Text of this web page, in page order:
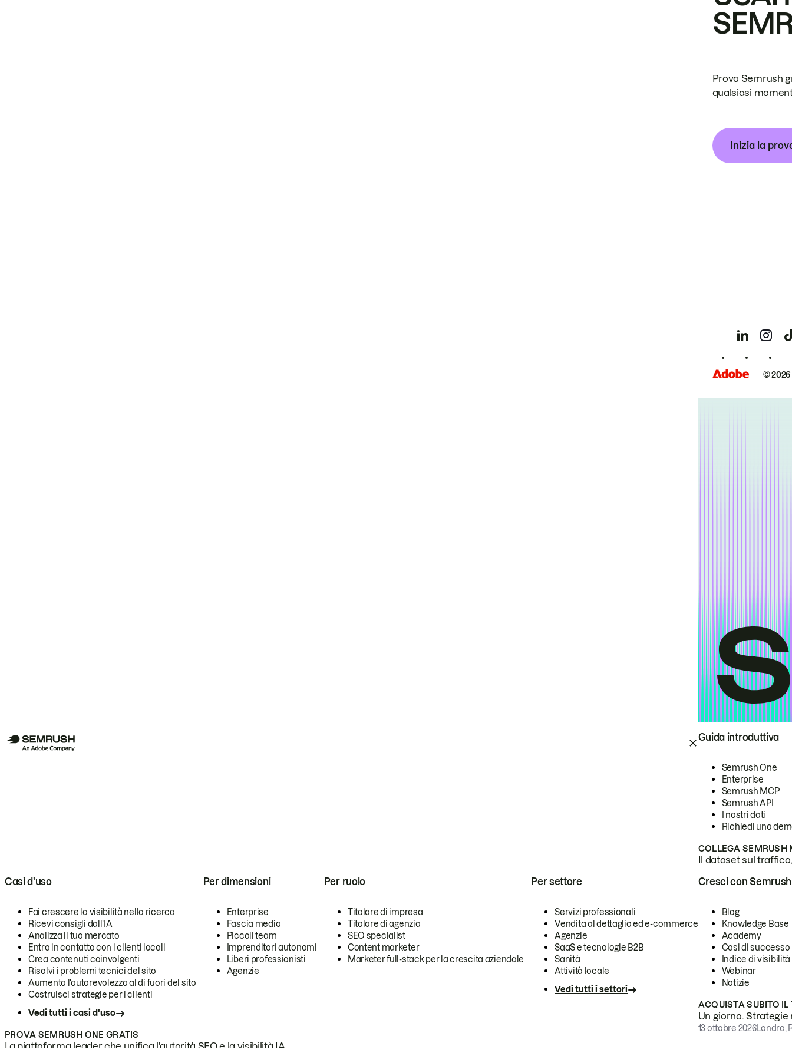
Guida introduttiva
Semrush One
Enterprise
Semrush MCP
Semrush API
I nostri dati
Richiedi una
COLLEGA SEMRUSH
Il dataset sul
Casi d'uso
Fai crescere la visibilità nella ricerca
Ricevi consigli dall'IA
Analizza il tuo mercato
Entra in contatto con i clienti locali
Crea contenuti coinvolgenti
Risolvi i problemi tecnici del sito
Aumenta l'autorevolezza al di fuori del sito
Costruisci strategie per i clienti
Vedi tutti i casi d'uso
Per dimensioni
Enterprise
Fascia media
Piccoli team
Imprenditori autonomi
Liberi professionisti
Agenzie
Per ruolo
Titolare di impresa
Titolare di agenzia
SEO specialist
Content marketer
Marketer full-stack per la crescita aziendale
Per settore
Servizi professionali
Vendita al dettaglio ed e-commerce
Agenzie
SaaS e tecnologie B2B
Sanità
Attività locale
Vedi tutti i settori
PROVA SEMRUSH ONE GRATIS
La piattaforma leader che unifica l'autorità SEO e la visibilità IA.
Cresci con Semrush
Blog
Knowledge Base
Academy
Casi di successo
Indice di visibilità
Webinar
Notizie
ACQUISTA SUBITO IL
Un giorno.
13 ottobre 2026Londra,
Prova Semrush
qualsiasi
Inizia la
©